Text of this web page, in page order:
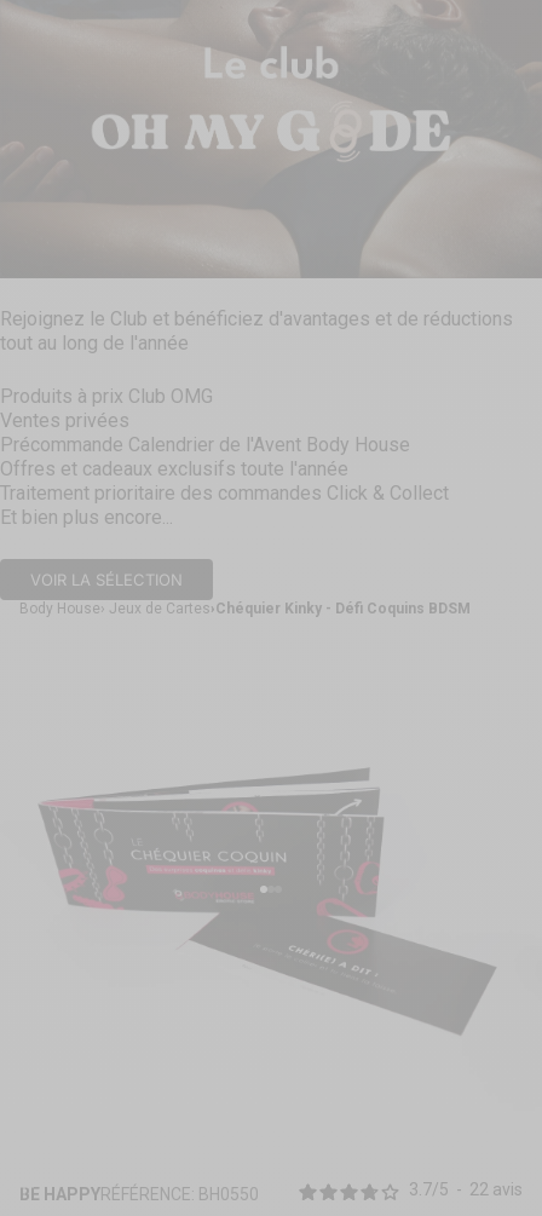
Rejoignez le Club et bénéficiez d'avantages et de réductions
tout au long de l'année
Produits à prix Club OMG
Ventes privées
Précommande Calendrier de l'Avent Body House
Offres et cadeaux exclusifs toute l'année
Traitement prioritaire des commandes Click & Collect
Et bien plus encore...
VOIR LA SÉLECTION
Body House Jeux de Cartes Chéquier Kinky - Défi Coquins BDSM
SUR
L'IMAGE
Aller à l'élément 1
Aller à l'élément 2
Aller à l'élément 3
BE HAPPYRÉFÉRENCE: BH0550 3.7/5 - 22 avis